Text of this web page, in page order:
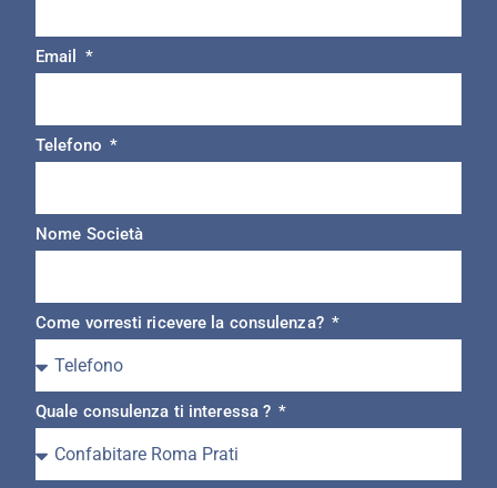
Email
Telefono
Nome Società
Come vorresti ricevere la consulenza?
Quale consulenza ti interessa ?